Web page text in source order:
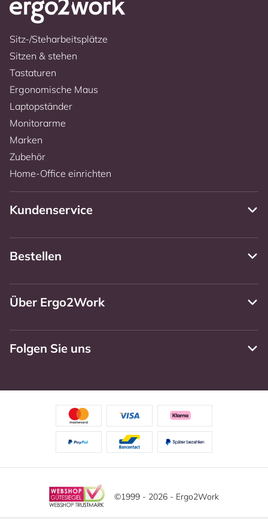
Sitz-/Steharbeitsplätze
Sitzen & stehen
Tastaturen
Ergonomische Maus
Laptopständer
Monitorarme
Marken
Zubehör
Home-Office einrichten
Kundenservice
Bestellen
Über Ergo2Work
Folgen Sie uns
©1999 - 2026 - Ergo2Work